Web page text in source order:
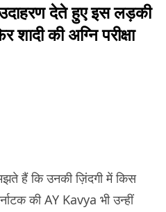
देते हुए इस लड़की
शादी की अग्नि परीक्षा
हैं कि उनकी ज़िंदगी में किस
की AY Kavya भी उन्हीं